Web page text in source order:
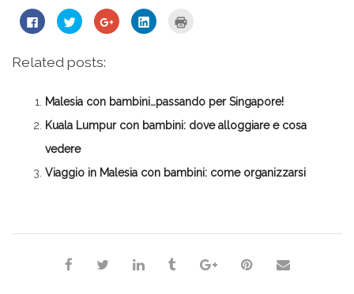
Fai
clic
su
Facebook
in
una
finestra)
Fai
clic
condividere
su
apre
in
nuova
finestra)
Fai
clic
apre
in
nuova
finestra)
Fai
clic
in
nuova
finestra)
una
nuova
Related posts:
Malesia con bambini…passando per Singapore!
Kuala Lumpur con bambini: dove alloggiare e cosa
vedere
Viaggio in Malesia con bambini: come organizzarsi